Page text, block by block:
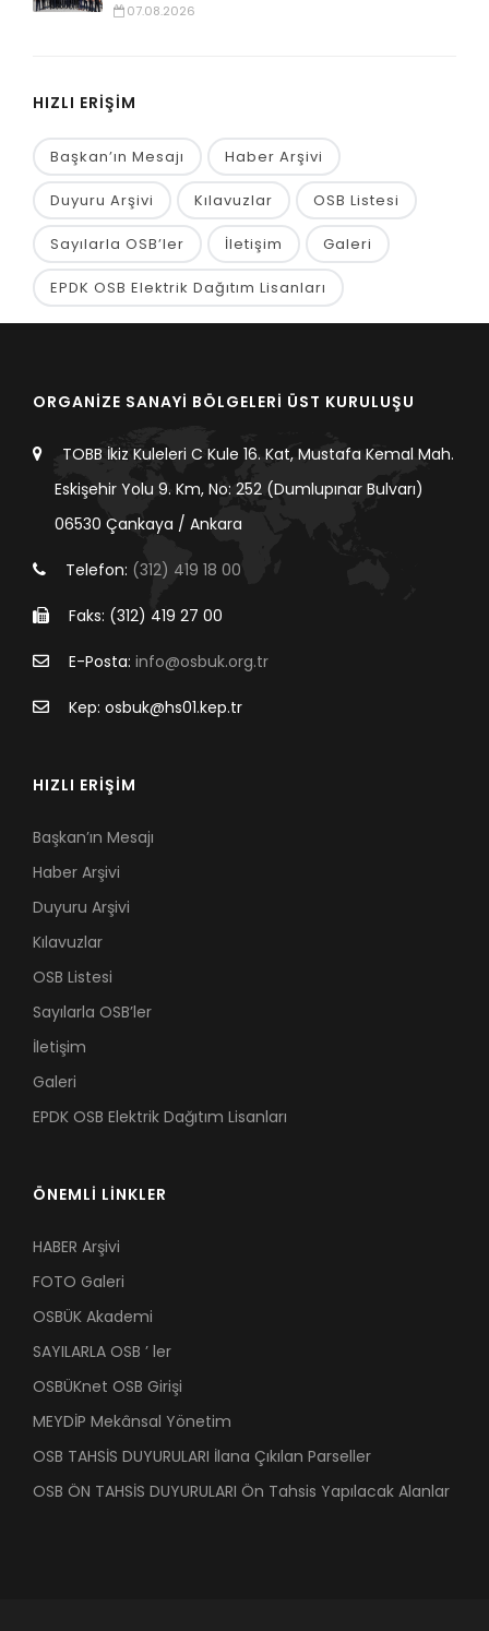
07.08.2026
HIZLI ERİŞİM
Başkan’ın Mesajı Haber Arşivi
Duyuru Arşivi Kılavuzlar OSB Listesi
Sayılarla OSB’ler İletişim Galeri
EPDK OSB Elektrik Dağıtım Lisanları
ORGANİZE SANAYİ BÖLGELERİ ÜST KURULUŞU
TOBB İkiz Kuleleri C Kule 16. Kat, Mustafa Kemal Mah.
Eskişehir Yolu 9. Km, No: 252 (Dumlupınar Bulvarı)
06530 Çankaya / Ankara
Telefon: (312) 419 18 00
Faks: (312) 419 27 00
E-Posta: info@osbuk.org.tr
Kep: osbuk@hs01.kep.tr
HIZLI ERİŞİM
Başkan’ın Mesajı
Haber Arşivi
Duyuru Arşivi
Kılavuzlar
OSB Listesi
Sayılarla OSB’ler
İletişim
Galeri
EPDK OSB Elektrik Dağıtım Lisanları
ÖNEMLİ LİNKLER
HABER Arşivi
FOTO Galeri
OSBÜK Akademi
SAYILARLA OSB ’ ler
OSBÜKnet OSB Girişi
MEYDİP Mekânsal Yönetim
OSB TAHSİS DUYURULARI İlana Çıkılan Parseller
OSB ÖN TAHSİS DUYURULARI Ön Tahsis Yapılacak Alanlar